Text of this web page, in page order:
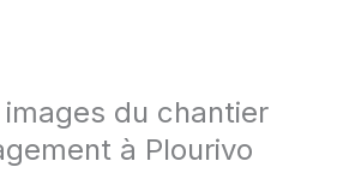
du chantier
à Plourivo